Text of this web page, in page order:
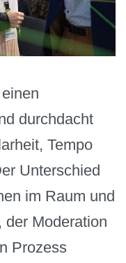
durchdacht
Tempo
Unterschied
im Raum und
der Moderation
Prozess